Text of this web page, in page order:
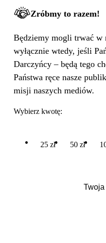
Zróbmy to razem!
Będziemy mogli trwać w
wyłącznie wtedy, jeśli
Darczyńcy – będą tego
Państwa ręce nasze
misji naszych mediów.
Wybierz kwotę:
25 zł 50 zł